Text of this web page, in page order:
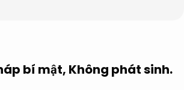
bí mật, Không phát sinh.